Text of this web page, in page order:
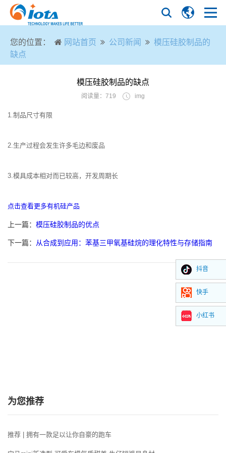
您的位置： 网站首页 公司新闻
模压硅胶制品的
缺点
模压硅胶制品的缺点
阅读量：719 img
1.制品尺寸有限
2.生产过程会发生许多毛边和废品
3.模具成本相对而已较高，开发周期长
点击查看更多有机硅产品
上一篇： 模压硅胶制品的优点
下一篇： 从合成到应用：苯基三甲氧基硅烷的理化特性与存储指南
为您推荐
推荐 | 拥有一款足以让你自豪的跑车
抖音
快手
小红书